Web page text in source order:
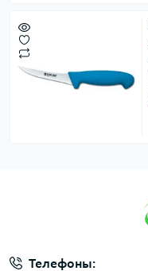
Телефоны: